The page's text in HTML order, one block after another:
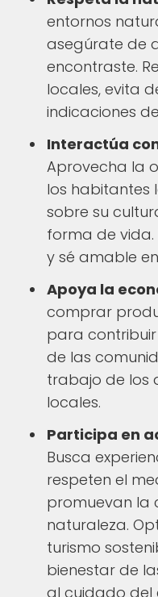
entornos
asegúrate de
encontraste.
locales, evita
indicaciones
Interactúa
Aprovecha la
los habitantes
sobre su
forma de vida.
y sé amable
Apoya la
comprar
para
de las
trabajo de los
locales.
Participa en
Busca
respeten el
promuevan la
naturaleza.
turismo
bienestar de
al cuidado del